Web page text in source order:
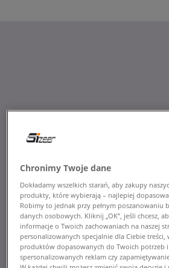
Chronimy Twoje dane
Dokładamy wszelkich starań, aby zakupy
produkty, które wybierają – najlepiej
Robimy to jednak przy pełnym poszanowaniu
danych osobowych. Kliknij „OK”, jeśli chcesz,
informacje o Twoich zachowaniach na naszej
personalizowanych specjalnie dla Ciebie
produktów dopasowanych do Twoich potrzeb
spersonalizowanych reklam czy